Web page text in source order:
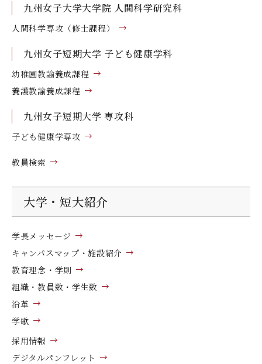
九州女子大学大学院 人間科学研究科
人間科学専攻（修士課程）
九州女子短期大学 子ども健康学科
幼稚園教諭養成課程
養護教諭養成課程
九州女子短期大学 専攻科
子ども健康学専攻
教員検索
大学・短大紹介
学長メッセージ
キャンパスマップ・施設紹介
教育理念・学則
組織・教員数・学生数
沿革
学歌
採用情報
デジタルパンフレット